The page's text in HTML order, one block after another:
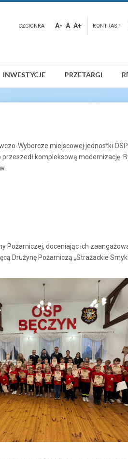
CZCIONKA A- A A+ KONTRAST
INWESTYCJE PRZETARGI
Wyborcze miejscowej jednostki
kompleksową modernizację.
Pożarniczej, doceniając ich
Drużynę Pożarniczą „Strażackie